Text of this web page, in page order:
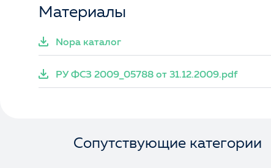
Материалы
Nopa каталог
РУ ФСЗ 2009_05788 от 31.12.2009.pdf
Сопутствующие категории